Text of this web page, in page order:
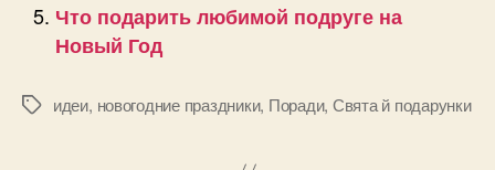
Что подарить любимой подруге на
Новый Год
Позначки
идеи, новогодние праздники, Поради, Свята й подарунки